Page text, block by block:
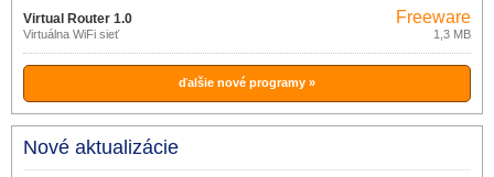
Virtual Router 1.0
Virtuálna WiFi sieť
Freeware
1,3 MB
ďalšie nové programy »
Nové aktualizácie